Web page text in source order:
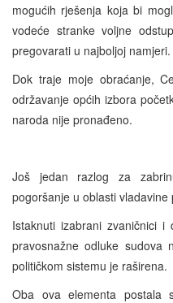
mogućih rješenja koja bi
vodeće stranke voljne
pregovarati u najboljoj
Dok traje moje obraćanje,
održavanje općih izbora
naroda nije pronađeno.
Još jedan razlog za
pogoršanje u oblasti vladavine
Istaknuti izabrani zvaničnici
pravosnažne odluke sudova
političkom sistemu je raširena.
Oba ova elementa